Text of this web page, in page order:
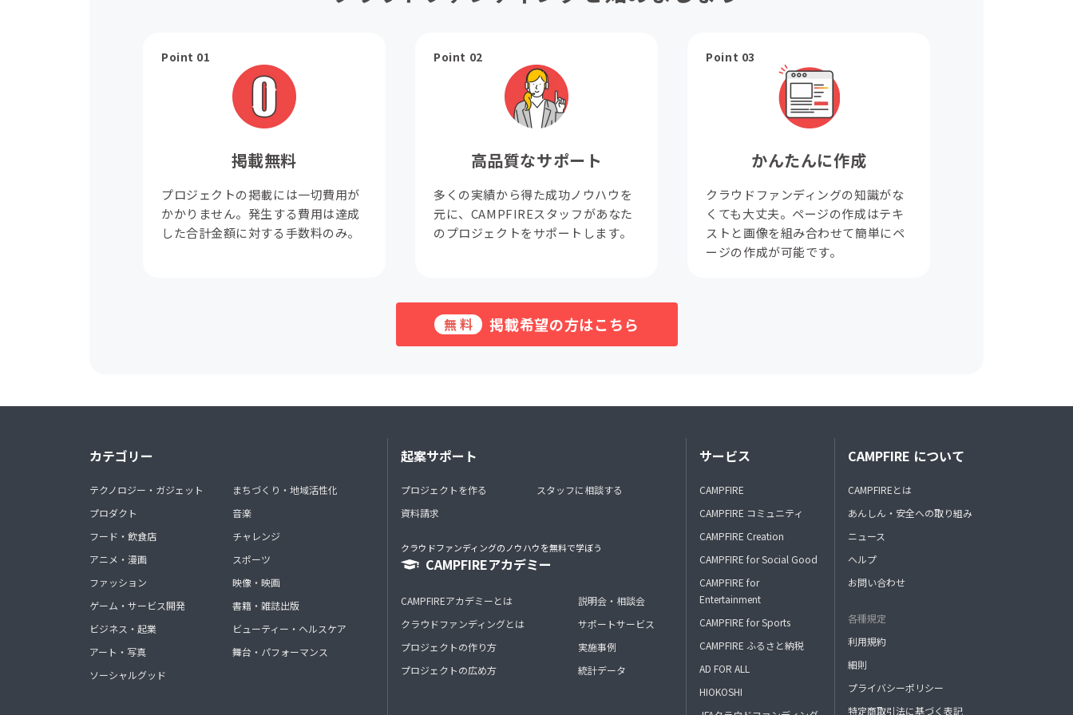
Point 01
掲載無料
プロジェクトの掲載には一切費用が
かかりません。発生する費用は達成
した合計金額に対する手数料のみ。
Point 02
高品質なサポート
多くの実績から得た成功ノウハウを
元に、CAMPFIREスタッフがあなた
のプロジェクトをサポートします。
Point 03
かんたんに作成
クラウドファンディングの知識がな
くても大丈夫。ページの作成はテキ
ストと画像を組み合わせて簡単にペ
ージの作成が可能です。
無料 掲載希望の方はこちら
カテゴリー
テクノロジー・ガジェット
プロダクト
フード・飲食店
アニメ・漫画
ファッション
ゲーム・サービス開発
ビジネス・起業
アート・写真
ソーシャルグッド
まちづくり・地域活性化
音楽
チャレンジ
スポーツ
映像・映画
書籍・雑誌出版
ビューティー・ヘルスケア
舞台・パフォーマンス
起案サポート
プロジェクトを作る
資料請求
スタッフに相談する
クラウドファンディングのノウハウを無料で学ぼう
CAMPFIREアカデミー
CAMPFIREアカデミーとは
クラウドファンディングとは
プロジェクトの作り方
プロジェクトの広め方
説明会・相談会
サポートサービス
実施事例
統計データ
サービス
CAMPFIRE
CAMPFIRE コミュニティ
CAMPFIRE Creation
CAMPFIRE for Social Good
CAMPFIRE for
Entertainment
CAMPFIRE for Sports
CAMPFIRE ふるさと納税
AD FOR ALL
HIOKOSHI
CAMPFIRE について
CAMPFIREとは
あんしん・安全への取り組み
ニュース
ヘルプ
お問い合わせ
各種規定
利用規約
細則
プライバシーポリシー
特定商取引法に基づく表記